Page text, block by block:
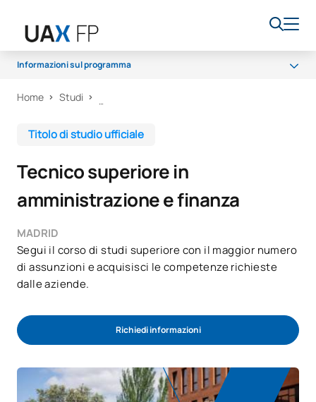
Informazioni sul programma
Programma
Opportunità di carriera
Home Studi
Titolo di studio ufficiale
Tecnico superiore in
amministrazione e finanza
MADRID
Segui il corso di studi superiore con il maggior numero
di assunzioni e acquisisci le competenze richieste
dalle aziende.
Richiedi informazioni